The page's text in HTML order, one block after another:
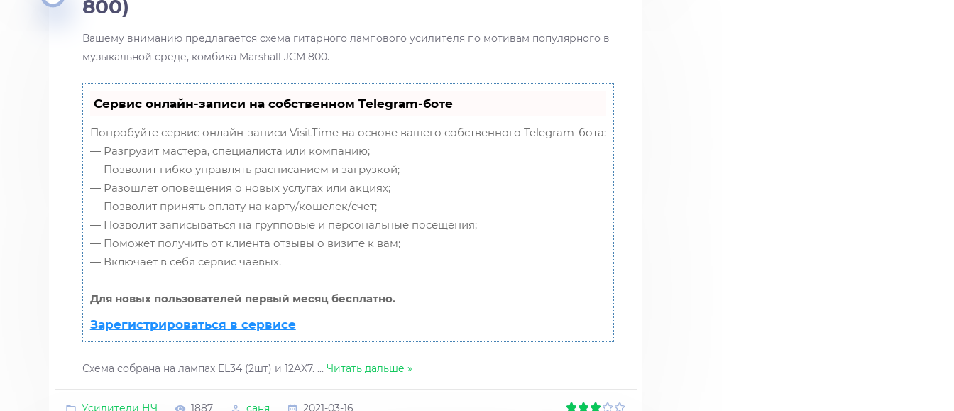
800)
Вашему вниманию предлагается схема гитарного лампового усилителя по мотивам популярного в
музыкальной среде, комбика Marshall JCM 800.
Сервис онлайн-записи на собственном Telegram-боте
Попробуйте сервис онлайн-записи VisitTime на основе вашего собственного Telegram-бота:
— Разгрузит мастера, специалиста или компанию;
— Позволит гибко управлять расписанием и загрузкой;
— Разошлет оповещения о новых услугах или акциях;
— Позволит принять оплату на карту/кошелек/счет;
— Позволит записываться на групповые и персональные посещения;
— Поможет получить от клиента отзывы о визите к вам;
— Включает в себя сервис чаевых.
Для новых пользователей первый месяц бесплатно.
Зарегистрироваться в сервисе
Схема собрана на лампах EL34 (2шт) и 12AX7. ... Читать дальше »
Усилители НЧ 1887 саня 2021-03-16